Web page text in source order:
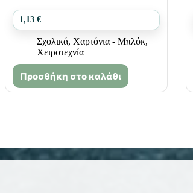
1,13 €
Σχολικά, Χαρτόνια - Μπλόκ,
Χειροτεχνία
Προσθήκη στο καλάθι